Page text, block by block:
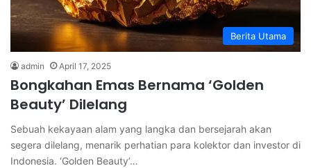
Berita Utama
admin April 17, 2025
Bongkahan Emas Bernama ‘Golden
Beauty’ Dilelang
Sebuah kekayaan alam yang langka dan bersejarah akan
segera dilelang, menarik perhatian para kolektor dan investor di
Indonesia. ‘Golden Beauty’…